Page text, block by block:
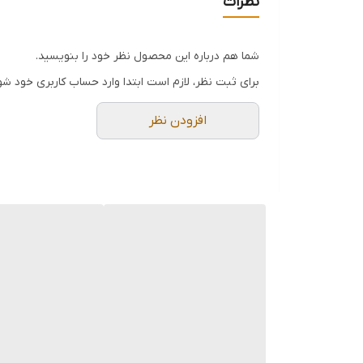
شما هم درباره این محصول نظر خود را بنویسید.
برای ثبت نظر، لازم است ابتدا وارد حساب کاربری خود
افزودن نظر